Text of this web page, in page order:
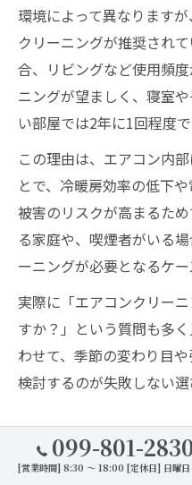
環境によって異なります
クリーニングが推奨され
合、リビングなど使用頻
ニングが望ましく、寝室
い部屋では2年に1回程度で
この理由は、エアコン内
とで、冷暖房効率の低下
被害のリスクが高まるた
る家庭や、喫煙者がいる
ーニングが必要となるケー
実際に「エアコンクリー
すか？」という質問も多
わせて、季節の変わり目や
検討するのが失敗しない選
カビや臭い対策とクリー
エアコン内部のカビや臭
099-801-
[営業時間] 8:30 ～ 18:00 [定休日] 日曜日